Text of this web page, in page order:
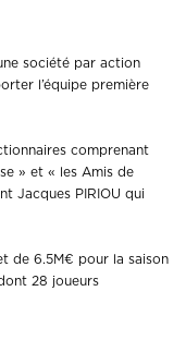
société par action
l’équipe première
comprenant
» et « les Amis de
Jacques PIRIOU qui
de 6.5M€ pour la saison
28 joueurs